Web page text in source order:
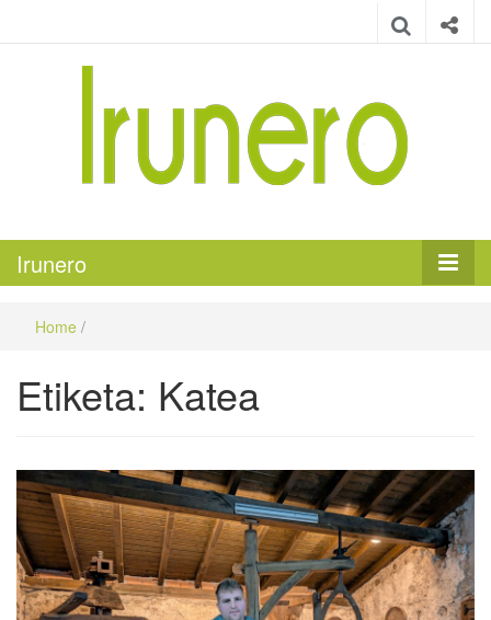
Irunero
Home /
Etiketa: Katea